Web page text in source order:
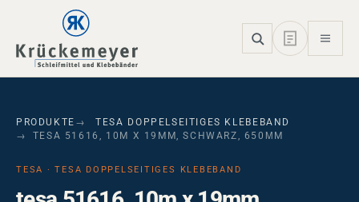
Skip to main navigation
Skip to main content
Skip to page footer
PRODUKTE
TESA DOPPELSEITIGES KLEBEBAND
TESA 51616, 10M X 19MM, SCHWARZ, 650ΜM
TESA · TESA DOPPELSEITIGES KLEBEBAND